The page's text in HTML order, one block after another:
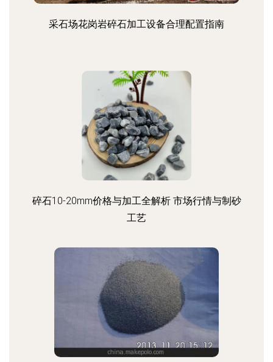
采石场花岗岩碎石加工设备合理配置指南
碎石10-20mm价格与加工全解析 市场行情与制砂
工艺